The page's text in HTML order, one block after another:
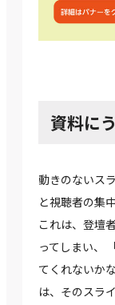
資料に
動きのないス
と視聴者の集
これは、登壇
ってしまい、
てくれないか
は、そのスラ